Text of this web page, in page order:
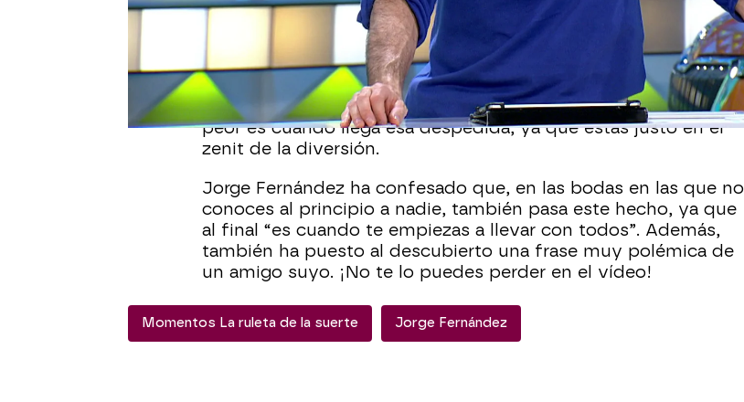
duda, casarse con la persona adecuada. De esto ha tratado uno
de los paneles en el día de hoy en ‘La ruleta de la suerte’, de
las bodas.
Para mucha gente, sobre todo los fiesteros, el mejor momento
de una boda es justo antes de que toque irse. Por tanto, el
peor es cuando llega esa despedida, ya que estás justo en el
zenit de la diversión.
Jorge Fernández ha confesado que, en las bodas en las que no
conoces al principio a nadie, también pasa este hecho, ya que
al final “es cuando te empiezas a llevar con todos”. Además,
también ha puesto al descubierto una frase muy polémica de
un amigo suyo. ¡No te lo puedes perder en el vídeo!
Momentos La ruleta de la suerte Jorge Fernández